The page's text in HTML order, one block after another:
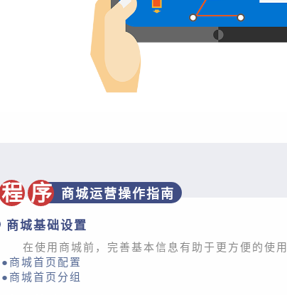
程 序 商城运营操作指南
商城基础设置
在使用商城前，完善基本信息有助于更方便的使用
●商城首页配置
●商城首页分组